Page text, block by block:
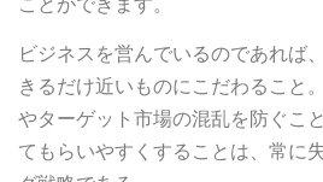
ビジネスを営んでいるのであれば
きるだけ近いものにこだわること
やターゲット市場の混乱を防ぐこ
てもらいやすくすることは、常に